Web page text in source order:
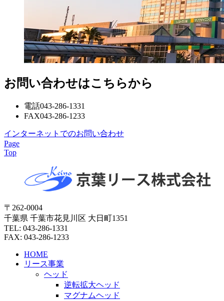
お問い合わせはこちらから
電話043-286-1331
FAX043-286-1233
インターネットでのお問い合わせ
Page
Top
〒262-0004
千葉県 千葉市花見川区 大日町1351
TEL: 043-286-1331
FAX: 043-286-1233
HOME
リース事業
ヘッド
逆転拡大ヘッド
マグナムヘッド